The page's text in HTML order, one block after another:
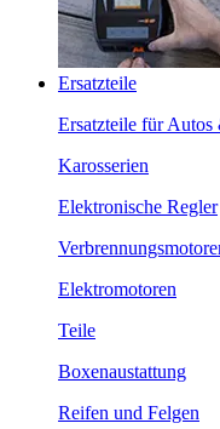
Ersatzteile
Ersatzteile für Autos
Karosserien
Elektronische Regler
Elektromotoren
Teile
Boxenaustattung
Reifen und Felgen